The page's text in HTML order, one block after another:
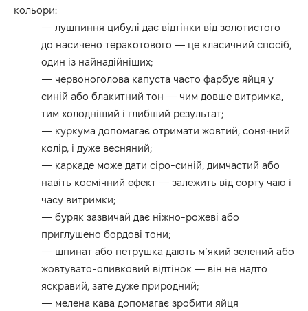
кольори:
— лушпиння цибулі дає відтінки від золотистого
до насичено теракотового — це класичний спосіб,
один із найнадійніших;
— червоноголова капуста часто фарбує яйця у
синій або блакитний тон — чим довше витримка,
тим холодніший і глибший результат;
— куркума допомагає отримати жовтий, сонячний
колір, і дуже весняний;
— каркаде може дати сіро-синій, димчастий або
навіть космічний ефект — залежить від сорту чаю і
часу витримки;
— буряк зазвичай дає ніжно-рожеві або
приглушено бордові тони;
— шпинат або петрушка дають м’який зелений або
жовтувато-оливковий відтінок — він не надто
яскравий, зате дуже природний;
— мелена кава допомагає зробити яйця